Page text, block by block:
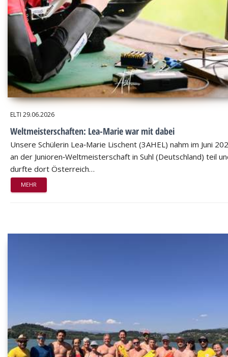
ELTI 29.06.2026
Weltmeisterschaften: Lea-Marie war mit dabei
Unsere Schülerin Lea‑Marie Lischent (3AHEL) nahm im Juni
an der Junioren‑Weltmeisterschaft in Suhl (Deutschland) teil
durfte dort Österreich…
MEHR